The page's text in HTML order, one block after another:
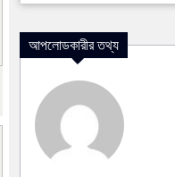
আপলোডকারীর তথ্য